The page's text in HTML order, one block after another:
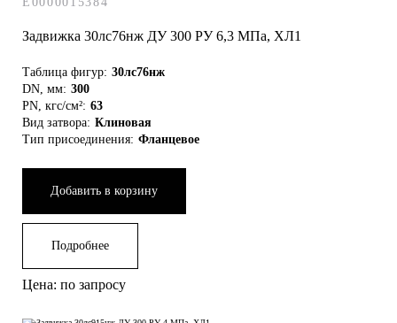
Задвижка 30лс76нж ДУ 300 РУ 6,3 МПа, ХЛ1
Таблица фигур: 30лс76нж
DN, мм: 300
PN, кгс/см²: 63
Вид затвора: Клиновая
Тип присоединения: Фланцевое
Добавить в корзину
Подробнее
Цена: по запросу